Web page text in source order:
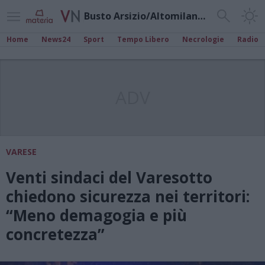
Busto Arsizio/Altomilanese
Home News24 Sport Tempo Libero Necrologie Radio
VARESE
Venti sindaci del Varesotto
chiedono sicurezza nei territori:
“Meno demagogia e più
concretezza”